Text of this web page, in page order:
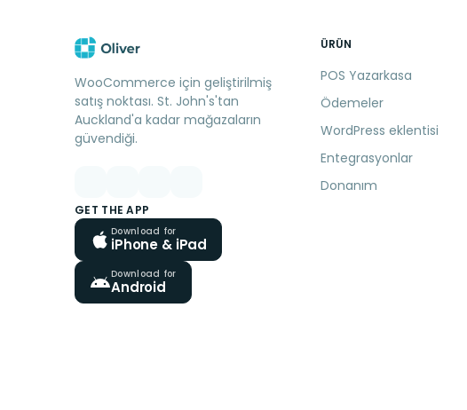
WooCommerce için geliştirilmiş
satış noktası. St. John's'tan
Auckland'a kadar mağazaların
güvendiği.
GET THE APP
Download for
iPhone & iPad
Download for
Android
ÜRÜN
POS Yazarkasa
Ödemeler
WordPress eklentisi
Entegrasyonlar
Donanım